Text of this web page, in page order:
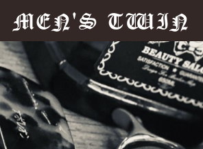
MEN'S TWIN